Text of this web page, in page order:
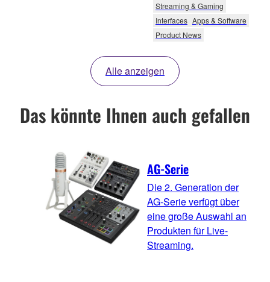
Streaming & Gaming
Interfaces Apps & Software
Product News
Alle anzeigen
Das könnte Ihnen auch gefallen
AG-Serie
Die 2. Generation der
AG-Serie verfügt über
eine große Auswahl an
Produkten für Live-
Streaming.